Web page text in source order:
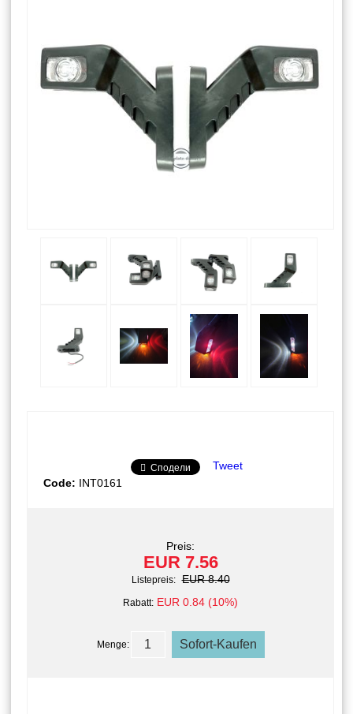
Сподели
Tweet
Code: INT0161
Preis:
EUR 7.56
Listepreis: EUR 8.40
Rabatt: EUR 0.84 (10%)
Menge: